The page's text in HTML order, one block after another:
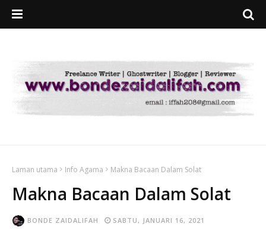
Laman utama Info Agama Makna Bacaan Dalam Solat
Makna Bacaan Dalam Solat
BONDE ZAIDALIFAH SABTU, JANUARI 16, 2021